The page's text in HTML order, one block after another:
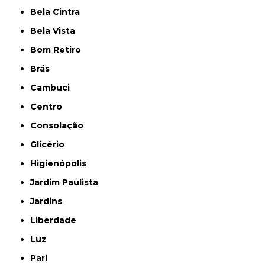
Bela Cintra
Bela Vista
Bom Retiro
Brás
Cambuci
Centro
Consolação
Glicério
Higienópolis
Jardim Paulista
Jardins
Liberdade
Luz
Pari